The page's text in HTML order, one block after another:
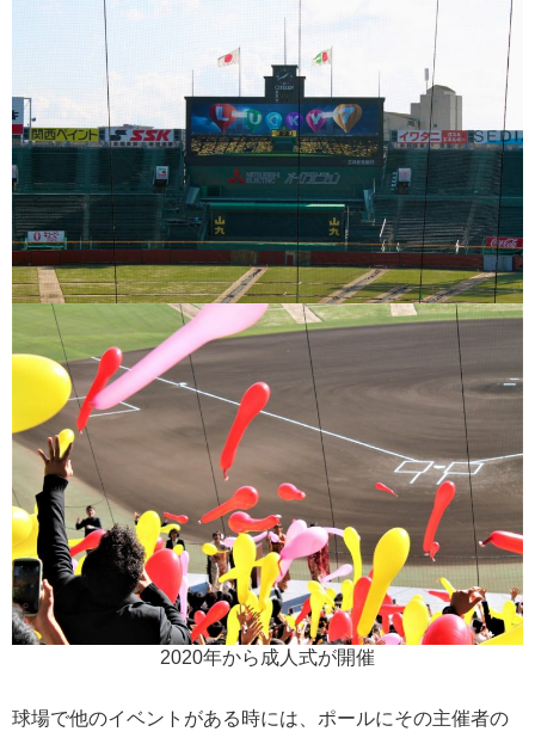
2020年から成人式が開催
球場で他のイベントがある時には、ポールにその主催者の